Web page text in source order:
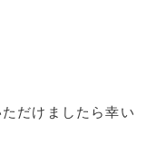
だけましたら幸い